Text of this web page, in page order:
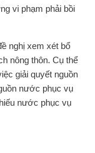
vi phạm phải bồi
nghị xem xét bổ
nông thôn. Cụ thể
giải quyết nguồn
nước phục vụ
nước phục vụ